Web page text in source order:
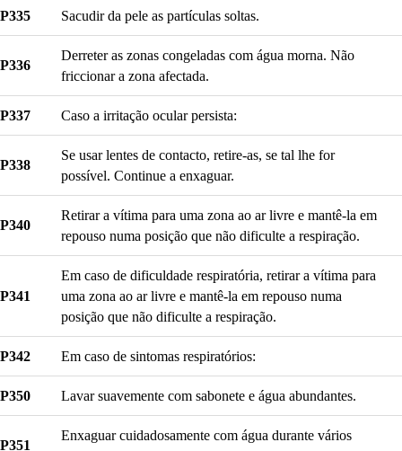
P335 Sacudir da pele as partículas soltas.
P336
Derreter as zonas congeladas com água morna. Não
friccionar a zona afectada.
P337 Caso a irritação ocular persista:
P338
Se usar lentes de contacto, retire-as, se tal lhe for
possível. Continue a enxaguar.
P340
Retirar a vítima para uma zona ao ar livre e mantê-la em
repouso numa posição que não dificulte a respiração.
P341
Em caso de dificuldade respiratória, retirar a vítima para
uma zona ao ar livre e mantê-la em repouso numa
posição que não dificulte a respiração.
P342 Em caso de sintomas respiratórios:
P350 Lavar suavemente com sabonete e água abundantes.
P351
Enxaguar cuidadosamente com água durante vários